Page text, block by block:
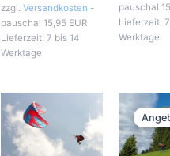
zzgl. Versandkosten -
pauschal 15,95 EUR
Lieferzeit: 7 bis 14
Werktage
pauschal
Lieferzeit:
Werktage